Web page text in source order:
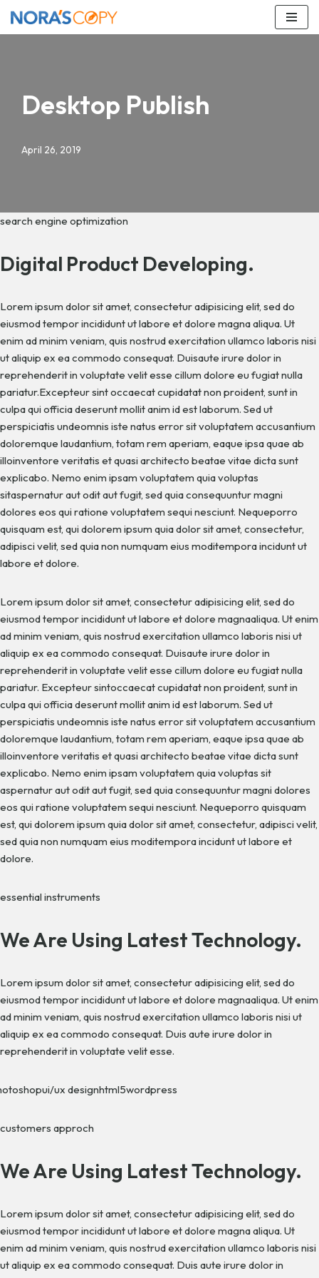
Skip
Desktop Publish
April 26, 2019
search engine optimization
Digital Product Developing.
Lorem ipsum dolor sit amet, consectetur adipisicing elit, sed do
eiusmod tempor incididunt ut labore et dolore magna aliqua. Ut
enim ad minim veniam, quis nostrud exercitation ullamco laboris nisi
ut aliquip ex ea commodo consequat. Duisaute irure dolor in
reprehenderit in voluptate velit esse cillum dolore eu fugiat nulla
pariatur.Excepteur sint occaecat cupidatat non proident, sunt in
culpa qui officia deserunt mollit anim id est laborum. Sed ut
perspiciatis undeomnis iste natus error sit voluptatem accusantium
doloremque laudantium, totam rem aperiam, eaque ipsa quae ab
illoinventore veritatis et quasi architecto beatae vitae dicta sunt
explicabo. Nemo enim ipsam voluptatem quia voluptas
sitaspernatur aut odit aut fugit, sed quia consequuntur magni
dolores eos qui ratione voluptatem sequi nesciunt. Nequeporro
quisquam est, qui dolorem ipsum quia dolor sit amet, consectetur,
adipisci velit, sed quia non numquam eius moditempora incidunt ut
labore et dolore.
Lorem ipsum dolor sit amet, consectetur adipisicing elit, sed do
eiusmod tempor incididunt ut labore et dolore magnaaliqua. Ut enim
ad minim veniam, quis nostrud exercitation ullamco laboris nisi ut
aliquip ex ea commodo consequat. Duisaute irure dolor in
reprehenderit in voluptate velit esse cillum dolore eu fugiat nulla
pariatur. Excepteur sintoccaecat cupidatat non proident, sunt in
culpa qui officia deserunt mollit anim id est laborum. Sed ut
perspiciatis undeomnis iste natus error sit voluptatem accusantium
doloremque laudantium, totam rem aperiam, eaque ipsa quae ab
illoinventore veritatis et quasi architecto beatae vitae dicta sunt
explicabo. Nemo enim ipsam voluptatem quia voluptas sit
aspernatur aut odit aut fugit, sed quia consequuntur magni dolores
eos qui ratione voluptatem sequi nesciunt. Nequeporro quisquam
est, qui dolorem ipsum quia dolor sit amet, consectetur, adipisci velit,
sed quia non numquam eius moditempora incidunt ut labore et
dolore.
essential instruments
We Are Using Latest Technology.
Lorem ipsum dolor sit amet, consectetur adipisicing elit, sed do
eiusmod tempor incididunt ut labore et dolore magnaaliqua. Ut enim
ad minim veniam, quis nostrud exercitation ullamco laboris nisi ut
aliquip ex ea commodo consequat. Duis aute irure dolor in
reprehenderit in voluptate velit esse.
ui/ux designhtml5wordpress
customers approch
We Are Using Latest Technology.
Lorem ipsum dolor sit amet, consectetur adipisicing elit, sed do
eiusmod tempor incididunt ut labore et dolore magna aliqua. Ut
enim ad minim veniam, quis nostrud exercitation ullamco laboris nisi
ut aliquip ex ea commodo consequat. Duis aute irure dolor in